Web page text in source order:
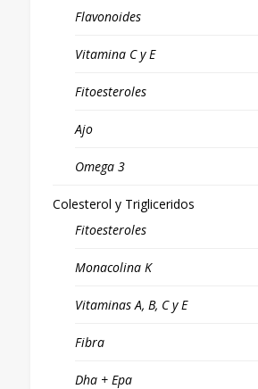
Flavonoides
Vitamina C y E
Fitoesteroles
Ajo
Omega 3
Colesterol y Trigliceridos
Fitoesteroles
Monacolina K
Vitaminas A, B, C y E
Fibra
Dha + Epa